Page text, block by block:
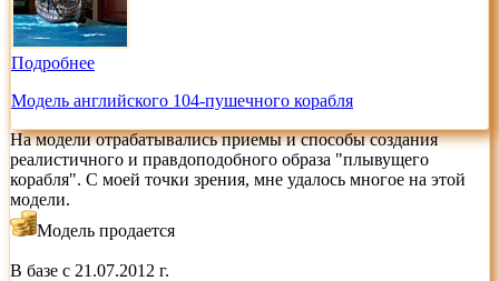
Подробнее
Модель английского 104-пушечного корабля
На модели отрабатывались приемы и способы создания
реалистичного и правдоподобного образа "плывущего
корабля". С моей точки зрения, мне удалось многое на этой
модели.
Модель продается
В базе с 21.07.2012 г.